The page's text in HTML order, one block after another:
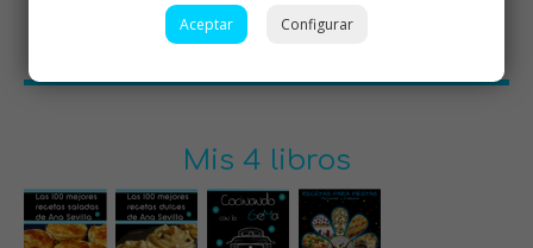
Mis 4 libros
Aceptar Configurar